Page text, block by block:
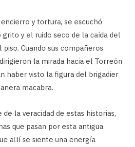
y tortura, se escuchó
y el ruido seco de la caída del
Cuando sus compañeros
la mirada hacia el Torreón
haber visto la figura del brigadier
macabra.
la veracidad de estas historias,
que pasan por esta antigua
allí se siente una energía